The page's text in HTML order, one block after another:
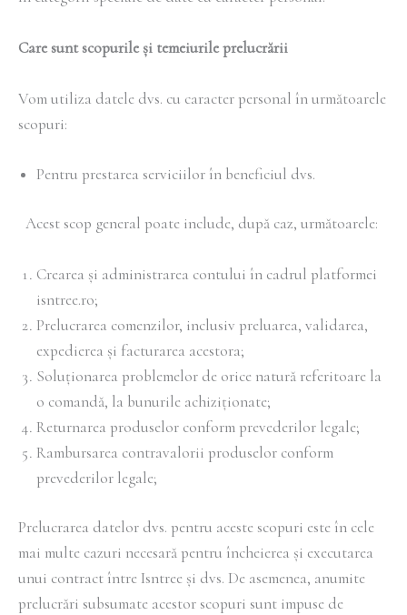
Care sunt scopurile și temeiurile prelucrării
Vom utiliza datele dvs. cu caracter personal în următoarele
scopuri:
Pentru prestarea serviciilor în beneficiul dvs.
Acest scop general poate include, după caz, următoarele:
Crearea și administrarea contului în cadrul platformei
isntree.ro;
Prelucrarea comenzilor, inclusiv preluarea, validarea,
expedierea și facturarea acestora;
Soluționarea problemelor de orice natură referitoare la
o comandă, la bunurile achiziționate;
Returnarea produselor conform prevederilor legale;
Rambursarea contravalorii produselor conform
prevederilor legale;
Prelucrarea datelor dvs. pentru aceste scopuri este în cele
mai multe cazuri necesară pentru încheierea și executarea
unui contract între Isntree și dvs. De asemenea, anumite
prelucrări subsumate acestor scopuri sunt impuse de